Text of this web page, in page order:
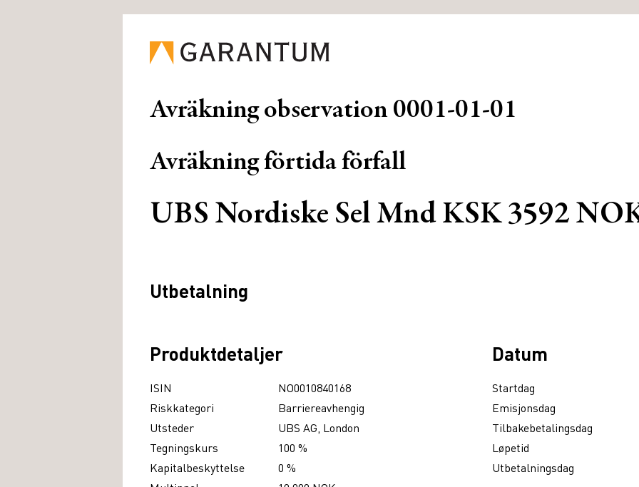
Avräkning observation 0001-01-01
Avräkning förtida förfall
UBS Nordiske Sel Mnd KSK 3592
Utbetalning
Produktdetaljer
ISIN
NO0010840168
Riskkategori
Barriereavhengig
Utsteder
UBS AG, London
Tegningskurs
100 %
Kapitalbeskyttelse
0 %
Datum
Startdag
Emisjonsdag
Tilbakebetalingsdag
Løpetid
Utbetalningsdag